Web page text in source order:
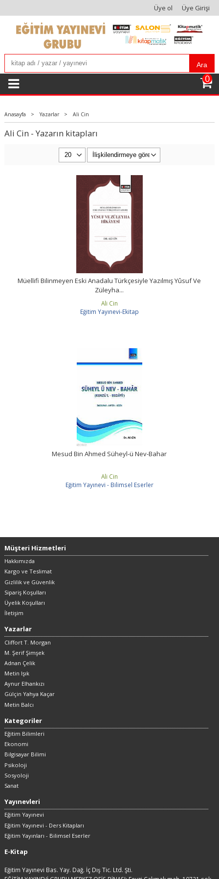
Üye ol Üye Girişi
Ara
0
Anasayfa > Yazarlar > Ali Cin
Ali Cin - Yazarın kitapları
Müellifi Bilinmeyen Eski Anadalu Türkçesiyle Yazılmış Yûsuf Ve
Züleyha...
Ali Cin
Eğitim Yayınevi-Ekitap
Mesud Bin Ahmed Süheyl-ü Nev-Bahar
Ali Cin
Eğitim Yayınevi - Bilimsel Eserler
Müşteri Hizmetleri
Hakkımızda
Kargo ve Teslimat
Gizlilik ve Güvenlik
Sipariş Koşulları
Üyelik Koşulları
İletişim
Yazarlar
Cliffort T. Morgan
M. Şerif Şimşek
Adnan Çelik
Metin Işık
Aynur Elhankızı
Gülçin Yahya Kaçar
Metin Balcı
Kategoriler
Eğitim Bilimleri
Ekonomi
Bilgisayar Bilimi
Psikoloji
Sosyoloji
Sanat
Yayınevleri
Eğitim Yayınevi
Eğitim Yayınevi - Ders Kitapları
Eğitim Yayınları - Bilimsel Eserler
E-Kitap
Eğitim Yayınevi Bas. Yay. Dağ. İç Dış Tic. Ltd. Şti.